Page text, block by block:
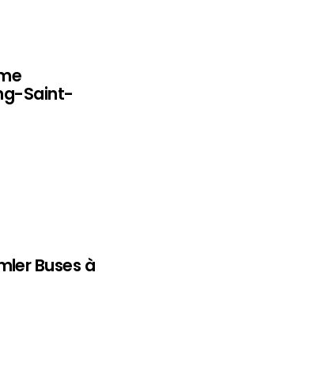
Saint-
Buses à